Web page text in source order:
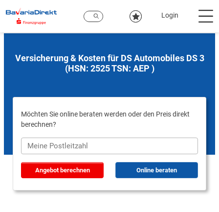
Hauptinhalt
Login
Versicherung & Kosten für DS Automobiles DS 3
(HSN: 2525 TSN: AEP )
Möchten Sie online beraten werden oder den Preis direkt
berechnen?
Angebot berechnen Online beraten